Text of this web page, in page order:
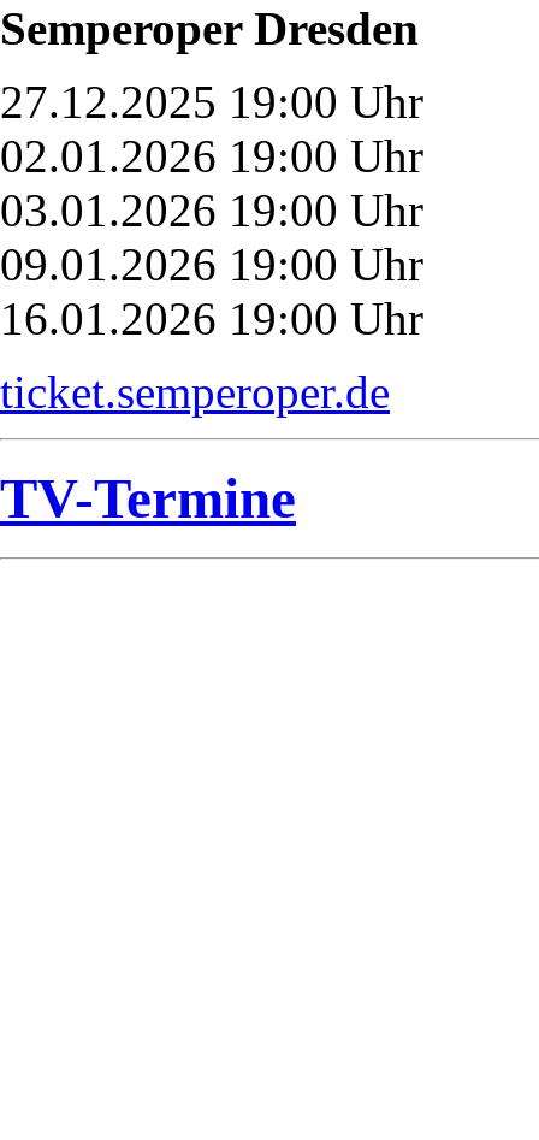
Semperoper Dresden
27.12.2025 19:00 Uhr
02.01.2026 19:00 Uhr
03.01.2026 19:00 Uhr
09.01.2026 19:00 Uhr
16.01.2026 19:00 Uhr
ticket.semperoper.de
TV-Termine